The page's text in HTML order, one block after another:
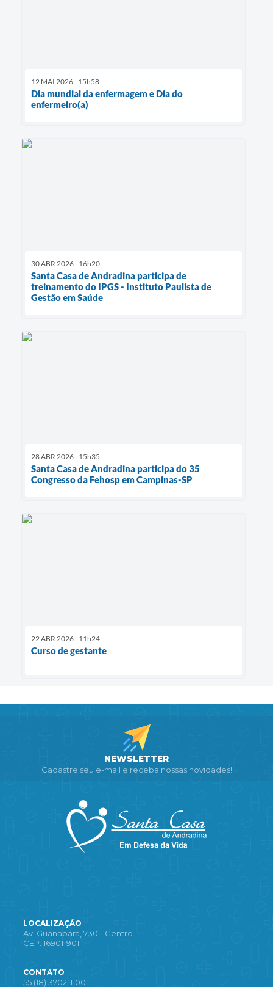
12 MAI 2026 - 15h58
Dia mundial da enfermagem e Dia do
enfermeiro(a)
30 ABR 2026 - 16h20
Santa Casa de Andradina participa de
treinamento do IPGS - Instituto Paulista de
Gestão em Saúde
28 ABR 2026 - 15h35
Santa Casa de Andradina participa do 35
Congresso da Fehosp em Campinas-SP
22 ABR 2026 - 11h24
Curso de gestante
NEWSLETTER
Cadastre seu e-mail e receba nossas novidades!
LOCALIZAÇÃO
Av. Guanabara, 730 - Centro
CEP: 16901-901
CONTATO
55 (18) 3702-1100